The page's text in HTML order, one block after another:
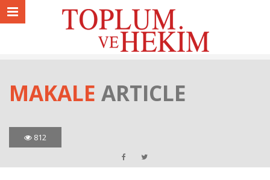
MAKALE ARTICLE
812